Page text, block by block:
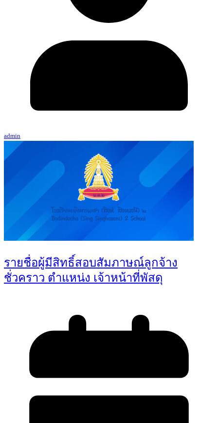
admin
รายชื่อผู้มีสิทธิ์สอบสัมภาษณ์ลูกจ้าง
ชั่วคราว ตำแหน่ง เจ้าหน้าที่พัสดุ